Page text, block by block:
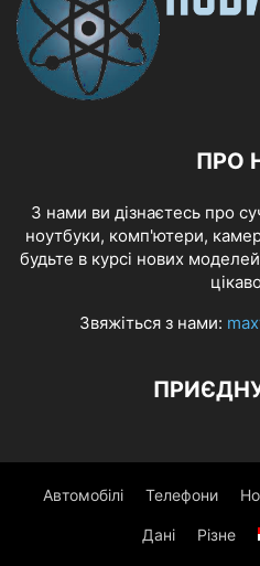
ПРО
З нами ви дізнаєтесь про
ноутбуки, комп'ютери,
будьте в курсі нових
Звяжіться з нами:
Автомобілі Телефони
Дані Різне